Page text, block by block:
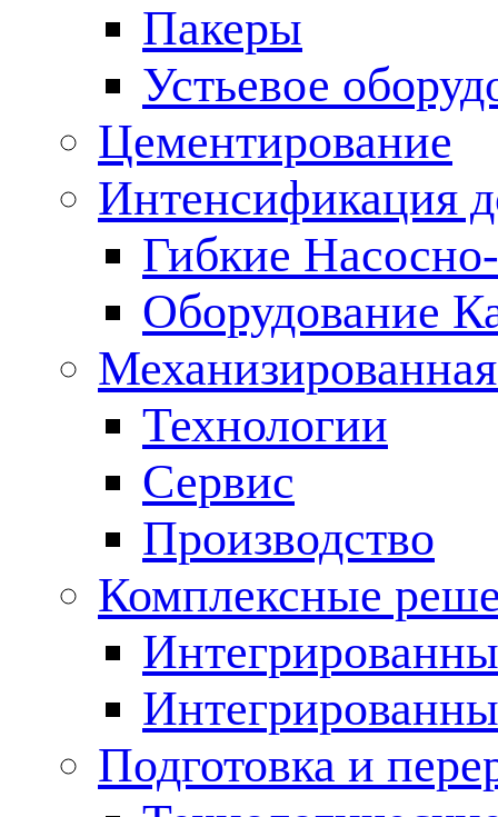
Пакеры
Устьевое
Цементирование
Интенсификация
Гибкие
Оборудование
Технологии
Сервис
Производство
Комплексные
Подготовка и